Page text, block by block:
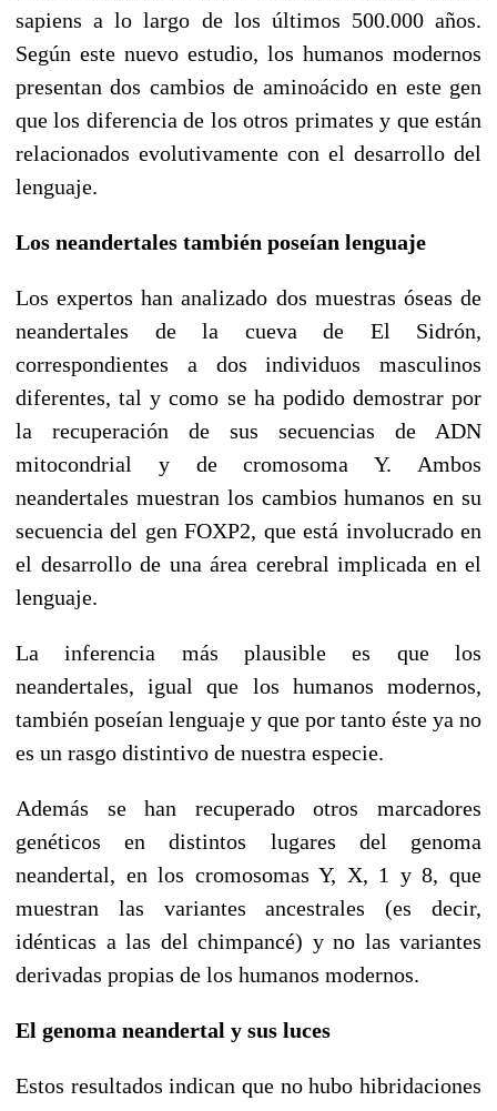
sapiens a lo largo de los últimos 500.000 años.
Según este nuevo estudio, los humanos modernos
presentan dos cambios de aminoácido en este gen
que los diferencia de los otros primates y que están
relacionados evolutivamente con el desarrollo del
lenguaje.
Los neandertales también poseían lenguaje
Los expertos han analizado dos muestras óseas de
neandertales de la cueva de El Sidrón,
correspondientes a dos individuos masculinos
diferentes, tal y como se ha podido demostrar por
la recuperación de sus secuencias de ADN
mitocondrial y de cromosoma Y. Ambos
neandertales muestran los cambios humanos en su
secuencia del gen FOXP2, que está involucrado en
el desarrollo de una área cerebral implicada en el
lenguaje.
La inferencia más plausible es que los
neandertales, igual que los humanos modernos,
también poseían lenguaje y que por tanto éste ya no
es un rasgo distintivo de nuestra especie.
Además se han recuperado otros marcadores
genéticos en distintos lugares del genoma
neandertal, en los cromosomas Y, X, 1 y 8, que
muestran las variantes ancestrales (es decir,
idénticas a las del chimpancé) y no las variantes
derivadas propias de los humanos modernos.
El genoma neandertal y sus luces
Estos resultados indican que no hubo hibridaciones